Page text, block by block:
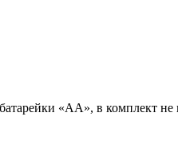
«АА», в комплект не